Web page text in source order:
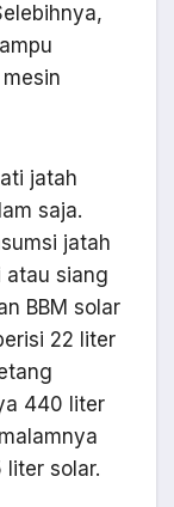
jatah
saja.
jatah
atau siang
BBM solar
22 liter
440 liter
liter solar.